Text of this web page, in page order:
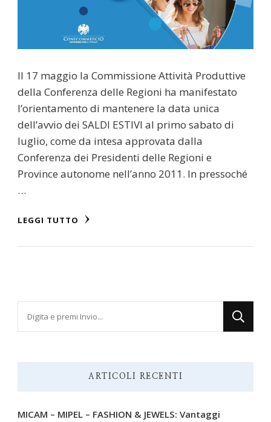
Il 17 maggio la Commissione Attività Produttive
della Conferenza delle Regioni ha manifestato
l’orientamento di mantenere la data unica
dell’avvio dei SALDI ESTIVI al primo sabato di
luglio, come da intesa approvata dalla
Conferenza dei Presidenti delle Regioni e
Province autonome nell’anno 2011. In pressoché
…
LEGGI TUTTO
ARTICOLI RECENTI
MICAM – MIPEL – FASHION & JEWELS: Vantaggi